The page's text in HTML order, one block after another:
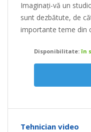
Imaginați-vă un
sunt dezbătute, de
importante teme din
Disponibilitate: în
Tehnician video